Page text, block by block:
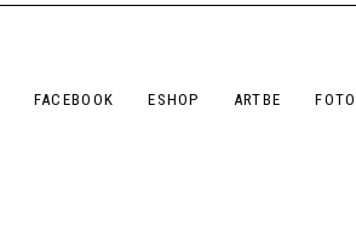
FACEBOOK ESHOP ARTBE